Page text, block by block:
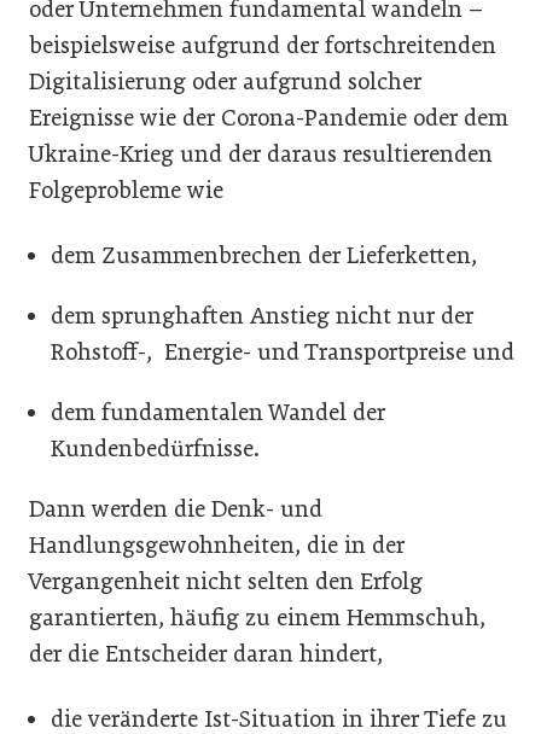
oder Unternehmen fundamental wandeln –
beispielsweise aufgrund der fortschreitenden
Digitalisierung oder aufgrund solcher
Ereignisse wie der Corona-Pandemie oder dem
Ukraine-Krieg und der daraus resultierenden
Folgeprobleme wie
dem Zusammenbrechen der Lieferketten,
dem sprunghaften Anstieg nicht nur der
Rohstoff-, Energie- und Transportpreise und
dem fundamentalen Wandel der
Kundenbedürfnisse.
Dann werden die Denk- und
Handlungsgewohnheiten, die in der
Vergangenheit nicht selten den Erfolg
garantierten, häufig zu einem Hemmschuh,
der die Entscheider daran hindert,
die veränderte Ist-Situation in ihrer Tiefe zu